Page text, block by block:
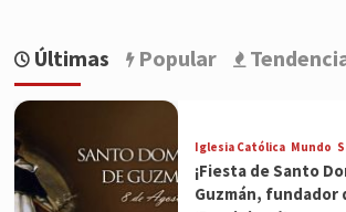
Últimas Popular
Iglesia Católica Mundo
¡Fiesta de Santo
Guzmán, fundador